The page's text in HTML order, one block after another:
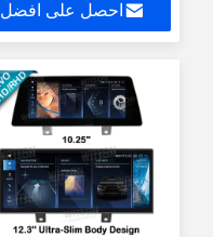
GPS Multimedia
احصل على افضل